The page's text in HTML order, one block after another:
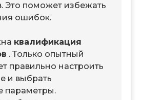
Это поможет избежать
ошибок.
квалификация
. Только опытный
правильно настроить
и выбрать
параметры.